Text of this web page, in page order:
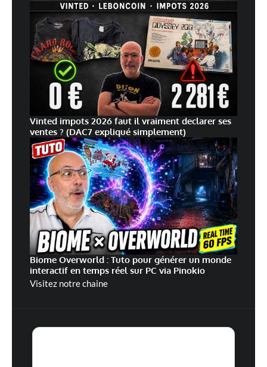
Vinted impots 2026 faut il vraiment declarer ses
ventes ? (DAC7 expliqué simplement)
Biome Overworld : Tuto pour générer un monde
interactif en temps réel sur PC via Pinokio
Visitez notre chaine